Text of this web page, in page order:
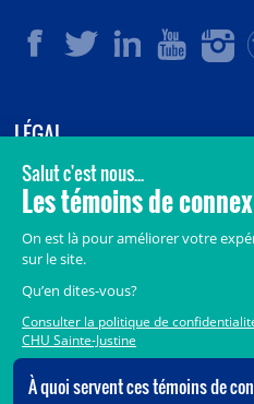
LÉGAL
© 2006-2026CHU Sainte-Justine.
Tous droits réservés.
Accès aux documents des